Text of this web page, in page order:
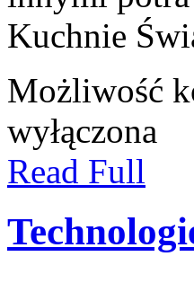
Kuchnie
Możliwość
wyłączona
Read Full